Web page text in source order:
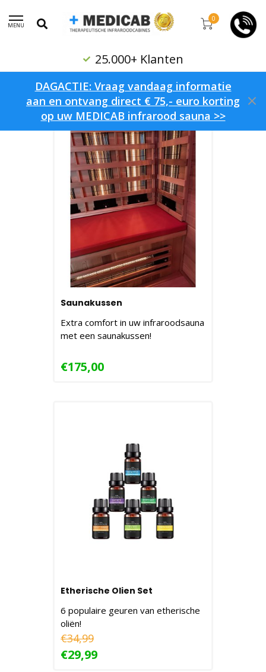
MENU
0
Reumatologisch Advies
DAGACTIE: Vraag vandaag informatie
aan en ontvang direct € 75,- euro korting
op uw MEDICAB infrarood sauna >>
Saunakussen
Extra comfort in uw infraroodsauna
met een saunakussen!
€175,00
Etherische Olien Set
6 populaire geuren van etherische
oliën!
€34,99
€29,99